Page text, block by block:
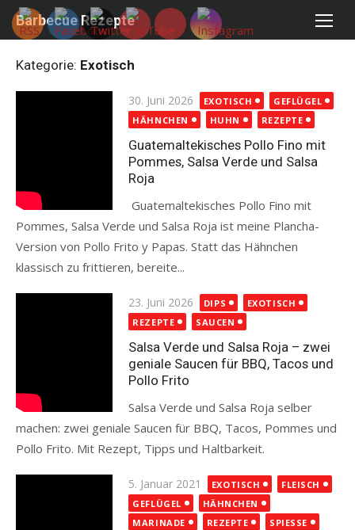
Skip
Barbecue Rezepte
Kategorie: Exotisch
Posted
on
30. Juni 2026 EXOTISCH
GEFLÜGEL
HÄHNCHEN
HUHN REZEPTE
Guatemaltekisches Pollo Fino mit
Pommes, Salsa Verde und Salsa
Roja
Guatemaltekisches Pollo Fino mit
Pommes, Salsa Verde und Salsa Roja ist meine Plancha-
Version von Pollo Frito y Papas. Statt das Hähnchen
klassisch zu frittieren, bereite...
Posted
on
23. Juni 2026 DIPS
EXOTISCH
REZEPTE
SAUCEN
Salsa Verde und Salsa Roja – zwei
geniale Saucen für BBQ, Tacos und
Pollo Frito
Salsa Verde und Salsa Roja selber
machen: zwei geniale Saucen für BBQ, Tacos, Pommes und
Pollo Frito. Mit Rezept, Tipps und Haltbarkeit.
Posted
on
5. Januar 2021 EXOTISCH
FLEISCH
GEFLÜGEL
HÄHNCHEN
MARINADE
REZEPTE SPIESSE